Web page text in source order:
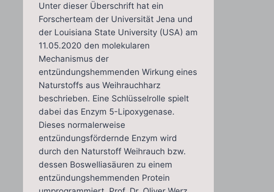
Unter dieser Überschrift hat ein
Forscherteam der Universität Jena und
der Louisiana State University (USA) am
11.05.2020 den molekularen
Mechanismus der
entzündungshemmenden Wirkung eines
Naturstoffs aus Weihrauchharz
beschrieben. Eine Schlüsselrolle spielt
dabei das Enzym 5-Lipoxygenase.
Dieses normalerweise
entzündungsfördernde Enzym wird
durch den Naturstoff Weihrauch bzw.
dessen Boswelliasäuren zu einem
entzündungshemmenden Protein